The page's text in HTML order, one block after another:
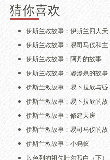
猜你喜欢
伊斯兰教故事：伊斯兰四大天
伊斯兰教故事：易司马仪和主
伊斯兰教故事：阿丹的故事
伊斯兰教故事：渗渗泉的故事
伊斯兰教故事：易卜拉欣与昏
伊斯兰教故事：易卜拉欣的故
伊斯兰教故事：修建天房
伊斯兰教故事：易司马仪的故
伊斯兰教故事：小蚂蚁
以色列的祖先叶尔孤白（下）